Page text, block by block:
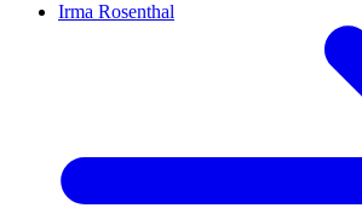
Irma Rosenthal